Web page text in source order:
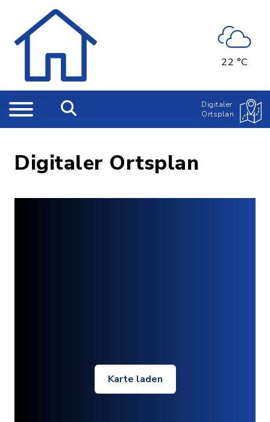
22 °C
Digitaler
Ortsplan
Digitaler Ortsplan
Karte laden